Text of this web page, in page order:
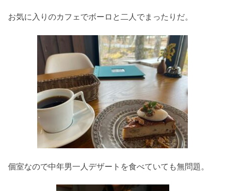
お気に入りのカフェでボーロと二人でまったりだ。
個室なので中年男一人デザートを食べていても無問題。